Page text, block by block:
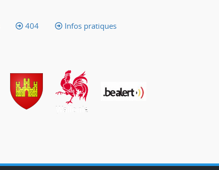
404 Infos pratiques